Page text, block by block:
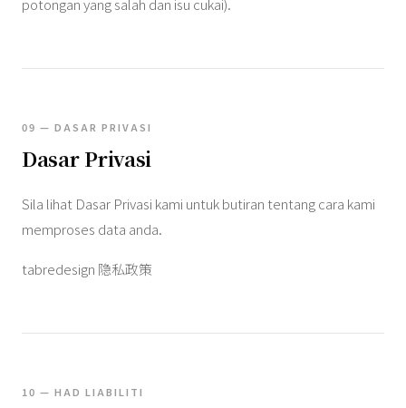
potongan yang salah dan isu cukai).
09 — DASAR PRIVASI
Dasar Privasi
Sila lihat Dasar Privasi kami untuk butiran tentang cara kami
memproses data anda.
tabredesign 隐私政策
10 — HAD LIABILITI